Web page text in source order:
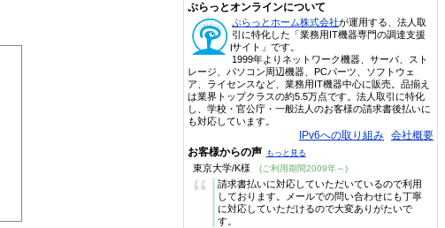
ぷらっとオンラインについて
ぷらっとホーム株式会社が運用する、法人取
引に特化した「業務用IT機器専門の調達支援
サイト」です。
1999年よりネットワーク機器、サーバ、スト
レージ、パソコン周辺機器、PCパーツ、ソフトウェ
ア、ライセンスなど、業務用IT機器中心に販売。品揃え
は業界トップクラスの約5.5万点です。法人取引に特化
し、学校・官公庁・一般法人のお客様の請求書後払いに
も対応しています。
IPv6への取り組み 会社概要
お客様からの声 もっと見る
東京大学/K様 (ご利用期間2009年～)
“
請求書払いに対応していただいているので利用
しております。メールでの問い合わせにも丁寧
に対応していただけるので大変ありがたいで
す。